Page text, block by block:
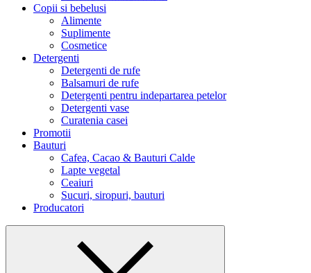
Copii si bebelusi
Alimente
Suplimente
Cosmetice
Detergenti
Detergenti de rufe
Balsamuri de rufe
Detergenti pentru indepartarea petelor
Detergenti vase
Curatenia casei
Promotii
Bauturi
Cafea, Cacao & Bauturi Calde
Lapte vegetal
Ceaiuri
Sucuri, siropuri, bauturi
Producatori